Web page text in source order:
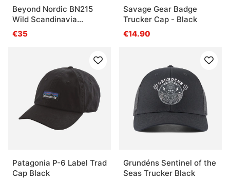
Beyond Nordic BN215
Wild Scandinavia
Trucker Cap W-Beige
Iguana
€35
Savage Gear Badge
Trucker Cap - Black
€14.90
Patagonia P-6 Label Trad
Cap Black
Grundéns Sentinel of the
Seas Trucker Black